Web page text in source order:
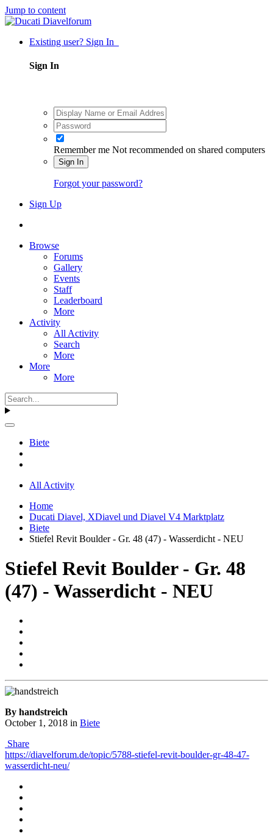
Jump to content
Existing user? Sign In
Sign In
Remember me Not recommended on shared computers
Sign In
Forgot your password?
Sign Up
Browse
Forums
Gallery
Events
Staff
Leaderboard
More
Activity
All Activity
Search
More
More
More
Biete
All Activity
Home
Ducati Diavel, XDiavel und Diavel V4 Marktplatz
Biete
Stiefel Revit Boulder - Gr. 48 (47) - Wasserdicht - NEU
Stiefel Revit Boulder - Gr. 48
(47) - Wasserdicht - NEU
By handstreich
October 1, 2018 in Biete
Share
https://diavelforum.de/topic/5788-stiefel-revit-boulder-gr-48-47-
wasserdicht-neu/